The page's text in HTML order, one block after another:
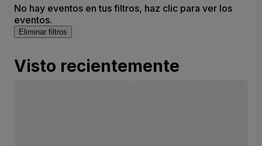
No hay eventos en tus filtros, haz clic para ver los
eventos.
Eliminar filtros
Visto recientemente